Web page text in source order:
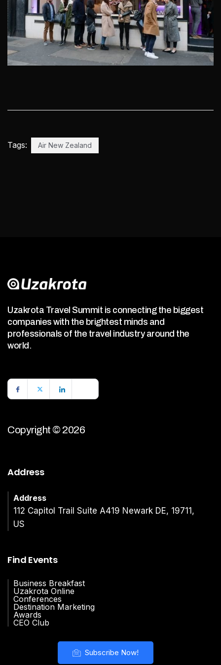
Tags: Air New Zealand
Uzakrota Travel Summit is connecting the biggest
companies with the brightest minds and
professionals of the travel industry around the
world.
Copyright © 2026
Address
Address
112 Capitol Trail Suite A419 Newark DE, 19711,
US
Find Events
Business Breakfast
Uzakrota Online
Conferences
Destination Marketing
Awards
CEO Club
Subscribe Now!